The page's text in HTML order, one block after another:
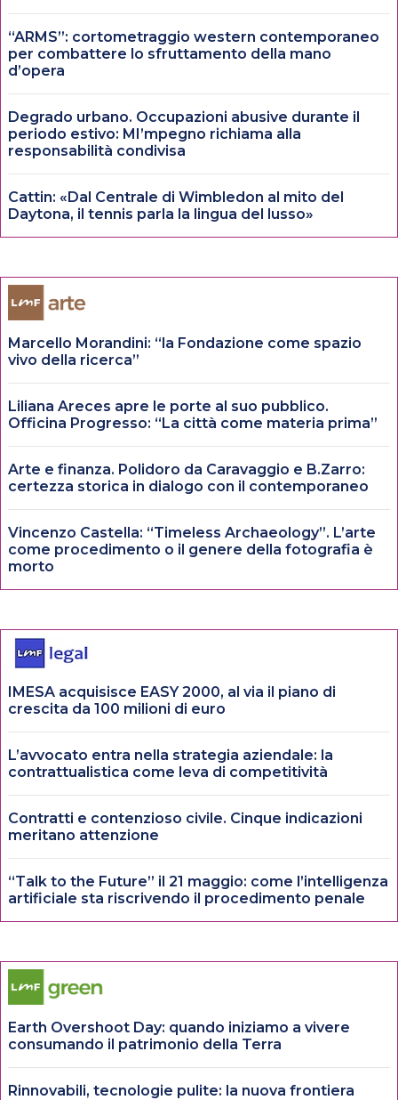
“ARMS”: cortometraggio western contemporaneo
per combattere lo sfruttamento della mano
d’opera
Degrado urbano. Occupazioni abusive durante il
periodo estivo: MI’mpegno richiama alla
responsabilità condivisa
Cattin: «Dal Centrale di Wimbledon al mito del
Daytona, il tennis parla la lingua del lusso»
Marcello Morandini: “la Fondazione come spazio
vivo della ricerca”
Liliana Areces apre le porte al suo pubblico.
Officina Progresso: “La città come materia prima”
Arte e finanza. Polidoro da Caravaggio e B.Zarro:
certezza storica in dialogo con il contemporaneo
Vincenzo Castella: “Timeless Archaeology”. L’arte
come procedimento o il genere della fotografia è
morto
IMESA acquisisce EASY 2000, al via il piano di
crescita da 100 milioni di euro
L’avvocato entra nella strategia aziendale: la
contrattualistica come leva di competitività
Contratti e contenzioso civile. Cinque indicazioni
meritano attenzione
“Talk to the Future” il 21 maggio: come l’intelligenza
artificiale sta riscrivendo il procedimento penale
Earth Overshoot Day: quando iniziamo a vivere
consumando il patrimonio della Terra
Rinnovabili, tecnologie pulite: la nuova frontiera